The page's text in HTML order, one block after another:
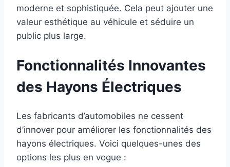
moderne et sophistiquée. Cela peut ajouter une
valeur esthétique au véhicule et séduire un
public plus large.
Fonctionnalités Innovantes
des Hayons Électriques
Les fabricants d’automobiles ne cessent
d’innover pour améliorer les fonctionnalités des
hayons électriques. Voici quelques-unes des
options les plus en vogue :